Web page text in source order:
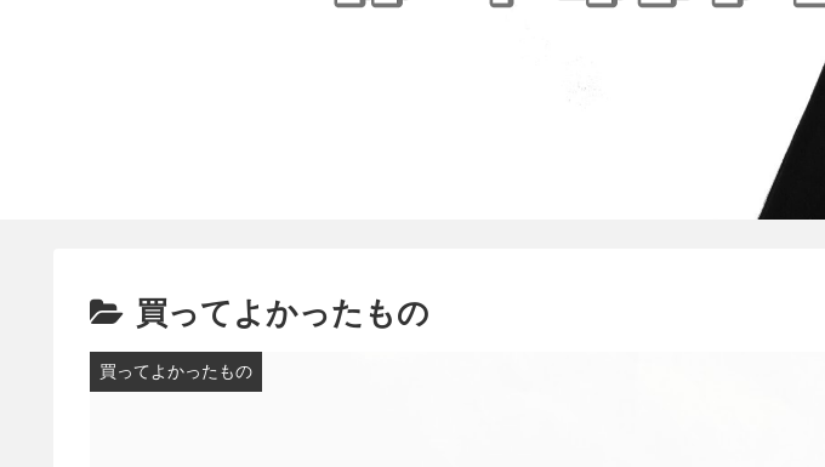
買ってよかったもの
買ってよかったもの